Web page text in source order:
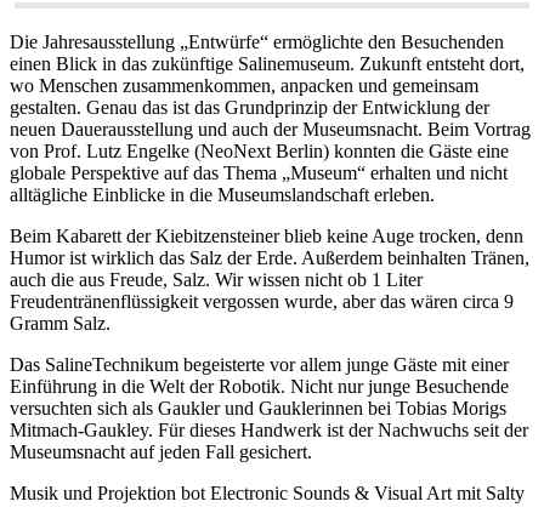
Die Jahresausstellung „Entwürfe“ ermöglichte den Besuchenden
einen Blick in das zukünftige Salinemuseum. Zukunft entsteht dort,
wo Menschen zusammenkommen, anpacken und gemeinsam
gestalten. Genau das ist das Grundprinzip der Entwicklung der
neuen Dauerausstellung und auch der Museumsnacht. Beim Vortrag
von Prof. Lutz Engelke (NeoNext Berlin) konnten die Gäste eine
globale Perspektive auf das Thema „Museum“ erhalten und nicht
alltägliche Einblicke in die Museumslandschaft erleben.
Beim Kabarett der Kiebitzensteiner blieb keine Auge trocken, denn
Humor ist wirklich das Salz der Erde. Außerdem beinhalten Tränen,
auch die aus Freude, Salz. Wir wissen nicht ob 1 Liter
Freudentränenflüssigkeit vergossen wurde, aber das wären circa 9
Gramm Salz.
Das SalineTechnikum begeisterte vor allem junge Gäste mit einer
Einführung in die Welt der Robotik. Nicht nur junge Besuchende
versuchten sich als Gaukler und Gauklerinnen bei Tobias Morigs
Mitmach-Gaukley. Für dieses Handwerk ist der Nachwuchs seit der
Museumsnacht auf jeden Fall gesichert.
Musik und Projektion bot Electronic Sounds & Visual Art mit Salty